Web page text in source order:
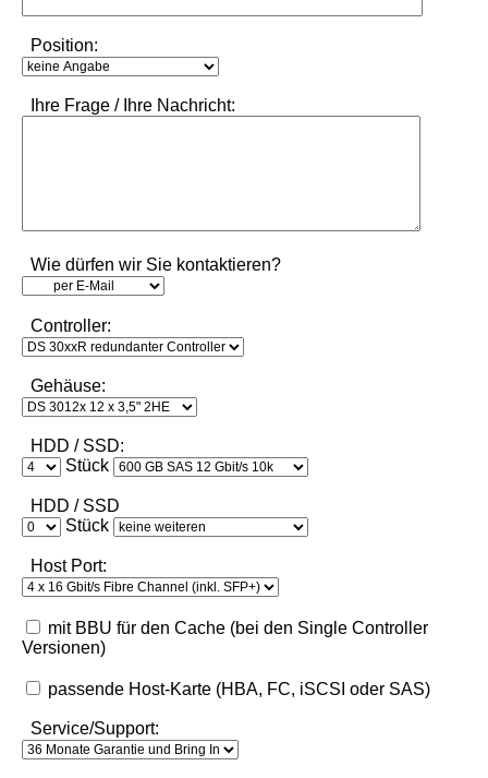
Position:
Ihre Frage / Ihre Nachricht:
Wie dürfen wir Sie kontaktieren?
Controller:
Gehäuse:
HDD / SSD:
Stück
HDD / SSD
Stück
Host Port:
mit BBU für den Cache (bei den Single Controller
Versionen)
passende Host-Karte (HBA, FC, iSCSI oder SAS)
Service/Support: